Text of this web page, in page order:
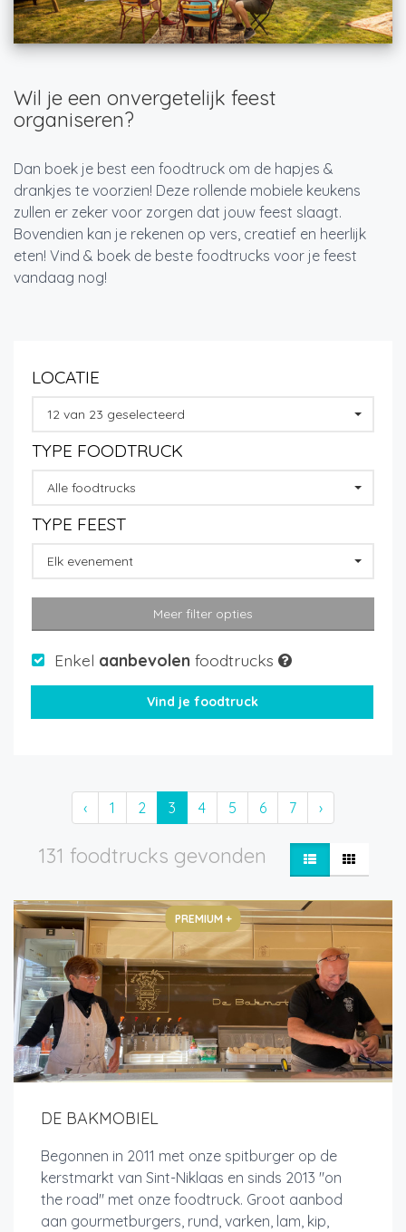
Wil je een onvergetelijk feest
organiseren?
Dan boek je best een foodtruck om de hapjes &
drankjes te voorzien! Deze rollende mobiele keukens
zullen er zeker voor zorgen dat jouw feest slaagt.
Bovendien kan je rekenen op vers, creatief en heerlijk
eten! Vind & boek de beste foodtrucks voor je feest
vandaag nog!
LOCATIE
12 van 23 geselecteerd
TYPE FOODTRUCK
Alle foodtrucks
TYPE FEEST
Elk evenement
Meer filter opties
Enkel aanbevolen foodtrucks
‹ 1 2 3 4 5 6 7 ›
131 foodtrucks gevonden
PREMIUM +
DE BAKMOBIEL
Begonnen in 2011 met onze spitburger op de
kerstmarkt van Sint-Niklaas en sinds 2013 "on
the road" met onze foodtruck. Groot aanbod
aan gourmetburgers, rund, varken, lam, kip,